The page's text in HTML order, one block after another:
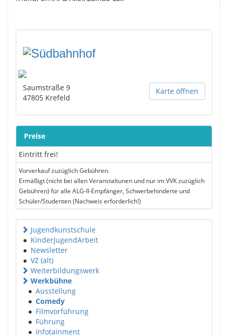
Karte öffnen
Saumstraße 9
47805 Krefeld
Preise
Eintritt frei!
Vorverkauf zuzüglich Gebühren.
Ermäßigt (nicht bei allen Veranstaltunen und nur im VVK zuzüglich
Gebühren) für alle ALG-II-Empfänger, Schwerbehinderte und
Schüler/Studenten (Nachweis erforderlich!)
Jugendkunstschule
● KinderJugendArbeit
● Newsletter
● VZ (alt)
Weiterbildungswerk
Werkbühne
● Ausstellung
● Comedy
● Filmvorführung
● Führung
● Infotainment